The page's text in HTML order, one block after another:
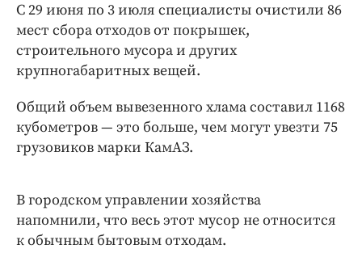
Интересное чтиво
Клиника года
Бренд года
С 29 июня по 3 июля специалисты очистили 86
мест сбора отходов от покрышек,
строительного мусора и других
крупногабаритных вещей.
Общий объем вывезенного хлама составил 1168
кубометров — это больше, чем могут увезти 75
грузовиков марки КамАЗ.
В городском управлении хозяйства
напомнили, что весь этот мусор не относится
к обычным бытовым отходам.